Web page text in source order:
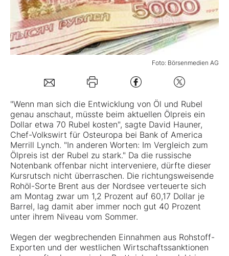
Experten
Mein B:O
Mein Konto
Folgen Sie uns
Kontakt
Foto: Börsenmedien AG
"Wenn man sich die Entwicklung von Öl und Rubel
genau anschaut, müsste beim aktuellen Ölpreis ein
Dollar etwa 70 Rubel kosten", sagte David Hauner,
Chef-Volkswirt für Osteuropa bei Bank of America
Merrill Lynch. "In anderen Worten: Im Vergleich zum
Ölpreis ist der Rubel zu stark." Da die russische
Notenbank offenbar nicht interveniere, dürfte dieser
Kursrutsch nicht überraschen. Die richtungsweisende
Rohöl-Sorte Brent aus der Nordsee verteuerte sich
am Montag zwar um 1,2 Prozent auf 60,17 Dollar je
Barrel, lag damit aber immer noch gut 40 Prozent
unter ihrem Niveau vom Sommer.
Wegen der wegbrechenden Einnahmen aus Rohstoff-
Exporten und der westlichen Wirtschaftssanktionen